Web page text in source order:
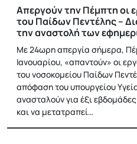
Απεργούν την Πέμπτη οι
του Παίδων Πεντέλης –
την αναστολή των
Με 24ωρη απεργία σήμερα,
Ιανουαρίου, «απαντούν» οι
του νοσοκομείου Παίδων
απόφαση του υπουργείου
ανασταλούν για έξι
και να μετατραπεί…